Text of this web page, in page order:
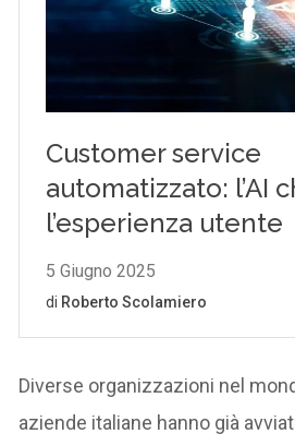
Diverse organizzazioni nel
aziende italiane hanno già